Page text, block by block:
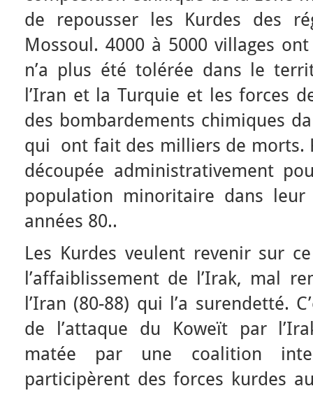
de repousser les Kurdes des
Mossoul. 4000 à 5000 villages
n’a plus été tolérée dans le
l’Iran et la Turquie et les forces
des bombardements chimiques
qui ont fait des milliers de morts.
découpée administrativement
population minoritaire dans
années 80..
Les Kurdes veulent revenir sur
l’affaiblissement de l’Irak, mal
l’Iran (80-88) qui l’a surendetté.
de l’attaque du Koweït par
matée par une coalition
participèrent des forces kurdes